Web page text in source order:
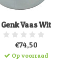
Genk Vaas Wit
€74,50
Op voorraad